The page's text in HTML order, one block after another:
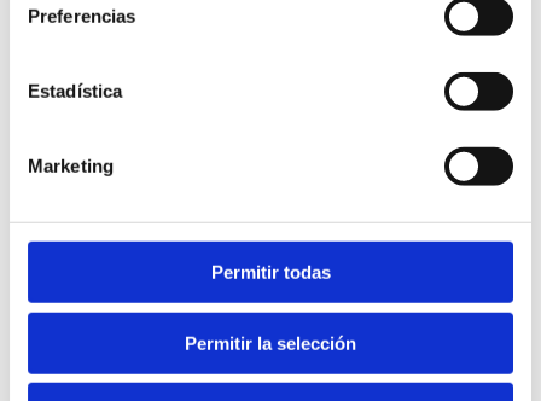
Preferencias
Estadística
Marketing
Permitir todas
Permitir la selección